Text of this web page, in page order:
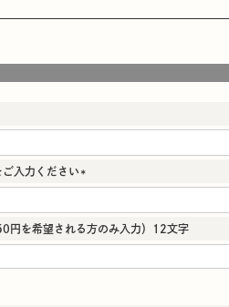
入力ください
須
)
円を希望される方のみ入力）12文字